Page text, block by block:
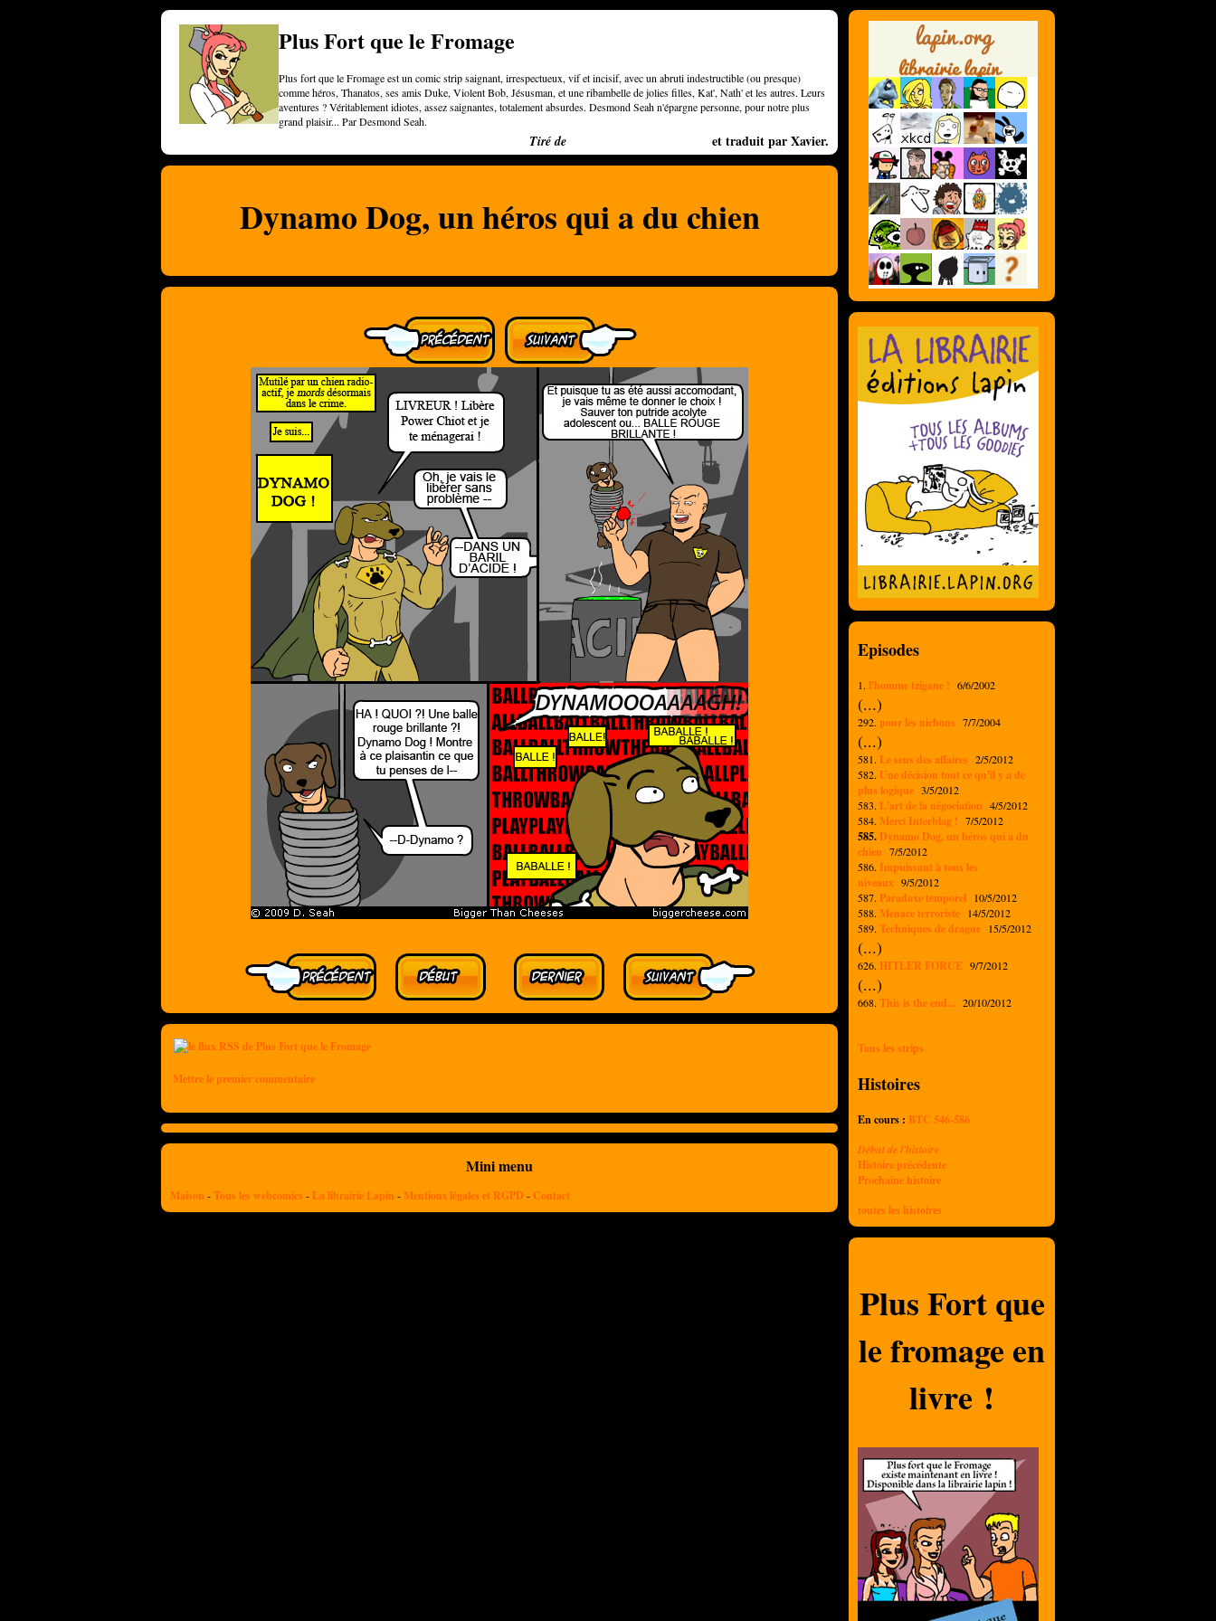
Plus Fort que le Fromage
Plus fort que le Fromage est un comic strip saignant, irrespectueux, vif et incisif, avec un abruti indestructible (ou presque)
comme héros, Thanatos, ses amis Duke, Violent Bob, Jésusman, et une ribambelle de jolies filles, Kat', Nath' et les autres. Leurs
aventures ? Véritablement idiotes, assez saignantes, totalement absurdes. Desmond Seah n'épargne personne, pour notre plus
grand plaisir... Par Desmond Seah.
Tiré de et traduit par Xavier.
Dynamo Dog, un héros qui a du chien
Mettre le premier commentaire
Mini menu
Maison -Tous les webcomics - La librairie Lapin - Mentions légales et RGPD - Contact
Episodes
1. l'homme tzigane ! 6/6/2002
(...)
292. pour les nichons 7/7/2004
(...)
581. Le sens des affaires 2/5/2012
582. Une décision tout ce qu'il y a de
plus logique 3/5/2012
583. L'art de la négociation 4/5/2012
584. Merci Interblag ! 7/5/2012
585. Dynamo Dog, un héros qui a du
chien 7/5/2012
586. Impuissant à tous les
niveaux 9/5/2012
587. Paradoxe temporel 10/5/2012
588. Menace terroriste 14/5/2012
589. Techniques de drague 15/5/2012
(...)
626. HITLER FORCE 9/7/2012
(...)
668. This is the end... 20/10/2012
Tous les strips
Histoires
En cours : BTC 546-586
Début de l'histoire
Histoire précédente
Prochaine histoire
toutes les histoires
Plus Fort que
le fromage en
livre !